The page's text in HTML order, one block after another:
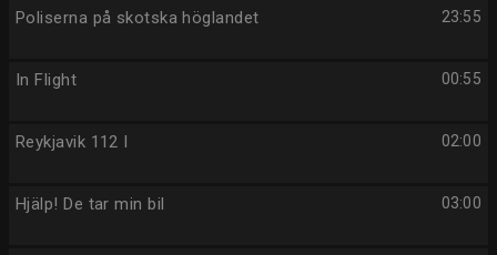
23:55
Poliserna på skotska höglandet
00:55
In Flight
02:00
Reykjavik 112 I
03:00
Hjälp! De tar min bil